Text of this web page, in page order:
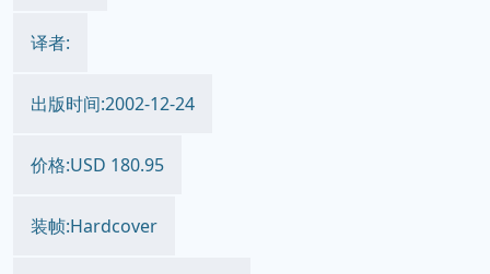
译者:
出版时间:2002-12-24
价格:USD 180.95
装帧:Hardcover